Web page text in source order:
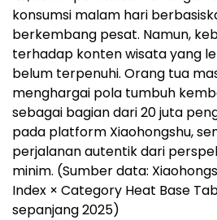
konsumsi malam hari
berkembang pesat. Namun,
terhadap konten wisata yang
belum terpenuhi. Orang tua
menghargai pola tumbuh
sebagai bagian dari 20 juta
pada platform Xiaohongshu,
perjalanan autentik dari
minim. (Sumber data:
Index × Category Heat Base
sepanjang 2025)